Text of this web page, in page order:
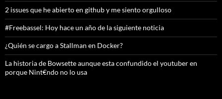
2 issues que he abierto en github y me siento orgulloso
#Freebassel: Hoy hace un año de la siguiente noticia
¿Quién se cargo a Stallman en Docker?
La historia de Bowsette aunque esta confundido el youtuber en
porque Nint€ndo no lo usa